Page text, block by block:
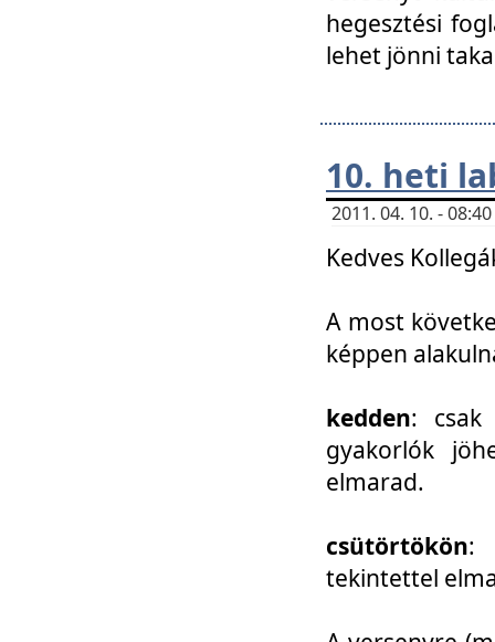
hegesztési
lehet jönni
10. heti
2011. 04. 10. -
Kedves
A most
képpen
kedden: csak
gyakorlók
elmarad.
csütörtökön:
tekintettel